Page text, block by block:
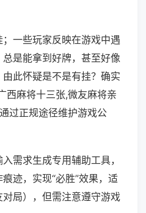
一些玩家反映在游戏中遇
是能拿到好牌，甚至好像
此怀疑是不是有挂？确实
西麻将十三张,微友麻将亲
过正规途径维护游戏公
需求生成专用辅助工具，
迹，实现“必胜”效果，适
局），但需注意遵守游戏